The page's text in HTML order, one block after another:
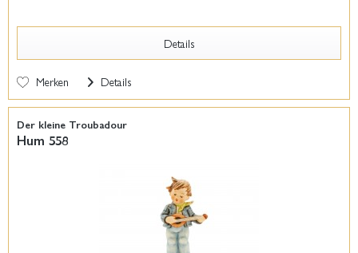
Details
Merken Details
Der kleine Troubadour
Hum 558